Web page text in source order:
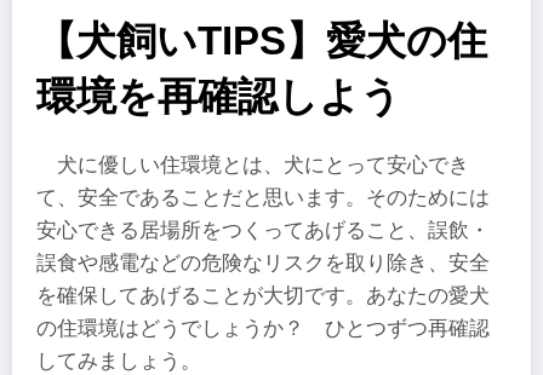
【犬飼いTIPS】愛犬の住
環境を再確認しよう
犬に優しい住環境とは、犬にとって安心でき
て、安全であることだと思います。そのためには
安心できる居場所をつくってあげること、誤飲・
誤食や感電などの危険なリスクを取り除き、安全
を確保してあげることが大切です。あなたの愛犬
の住環境はどうでしょうか？ ひとつずつ再確認
してみましょう。